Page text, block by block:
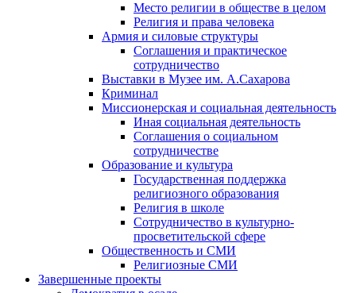
Место религии в обществе в целом
Религия и права человека
Армия и силовые структуры
Соглашения и практическое
сотрудничество
Выставки в Музее им. А.Сахарова
Криминал
Миссионерская и социальная деятельность
Иная социальная деятельность
Соглашения о социальном
сотрудничестве
Образование и культура
Государственная поддержка
религиозного образования
Религия в школе
Сотрудничество в культурно-
просветительской сфере
Общественность и СМИ
Религиозные СМИ
Завершенные проекты